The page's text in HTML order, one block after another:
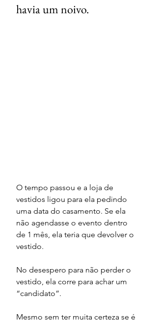
havia um noivo.
O tempo passou e a loja de
vestidos ligou para ela pedindo
uma data do casamento. Se ela
não agendasse o evento dentro
de 1 mês, ela teria que devolver o
vestido.
No desespero para não perder o
vestido, ela corre para achar um
“candidato”.
Mesmo sem ter muita certeza se é